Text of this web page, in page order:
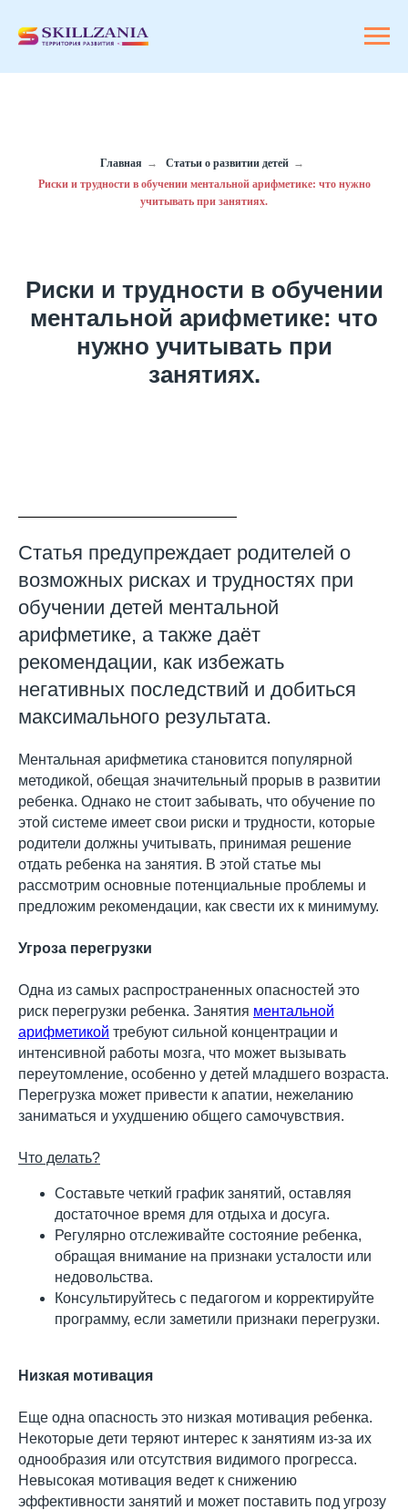
Главная → Статьи о развитии детей →
Риски и трудности в обучении ментальной арифметике: что нужно
учитывать при занятиях.
Риски и трудности в обучении
ментальной арифметике: что
нужно учитывать при
занятиях.
Статья предупреждает родителей о
возможных рисках и трудностях при
обучении детей ментальной
арифметике, а также даёт
рекомендации, как избежать
негативных последствий и добиться
максимального результата.
Ментальная арифметика становится популярной
методикой, обещая значительный прорыв в развитии
ребенка. Однако не стоит забывать, что обучение по
этой системе имеет свои риски и трудности, которые
родители должны учитывать, принимая решение
отдать ребенка на занятия. В этой статье мы
рассмотрим основные потенциальные проблемы и
предложим рекомендации, как свести их к минимуму.
Угроза перегрузки
Одна из самых распространенных опасностей это
риск перегрузки ребенка. Занятия ментальной
арифметикой требуют сильной концентрации и
интенсивной работы мозга, что может вызывать
переутомление, особенно у детей младшего возраста.
Перегрузка может привести к апатии, нежеланию
заниматься и ухудшению общего самочувствия.
Что делать?
Составьте четкий график занятий, оставляя
достаточное время для отдыха и досуга.
Регулярно отслеживайте состояние ребенка,
обращая внимание на признаки усталости или
недовольства.
Консультируйтесь с педагогом и корректируйте
программу, если заметили признаки перегрузки.
Низкая мотивация
Еще одна опасность это низкая мотивация ребенка.
Некоторые дети теряют интерес к занятиям из-за их
однообразия или отсутствия видимого прогресса.
Невысокая мотивация ведет к снижению
эффективности занятий и может поставить под угрозу